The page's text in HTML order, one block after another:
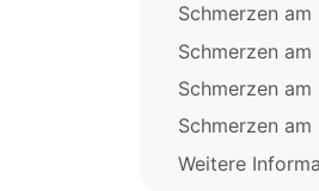
Schmerzen
Schmerzen
Schmerzen
Schmerzen
Weitere